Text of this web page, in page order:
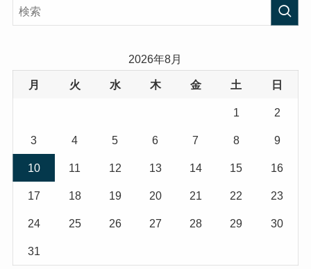
2026年8月
月 火 水 木 金 土 日
1 2
3 4 5 6 7 8 9
10 11 12 13 14 15 16
17 18 19 20 21 22 23
24 25 26 27 28 29 30
31